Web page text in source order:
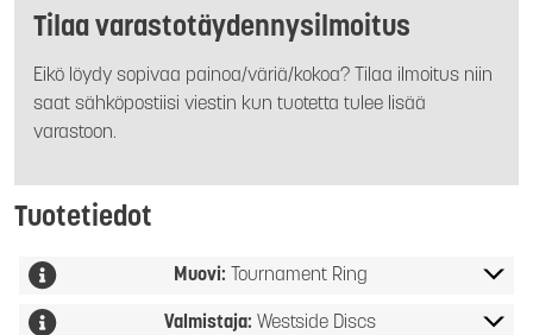
Tilaa varastotäydennysilmoitus
Eikö löydy sopivaa painoa/väriä/kokoa? Tilaa ilmoitus niin
saat sähköpostiisi viestin kun tuotetta tulee lisää
varastoon.
Tuotetiedot
Muovi: Tournament Ring
Valmistaja: Westside Discs